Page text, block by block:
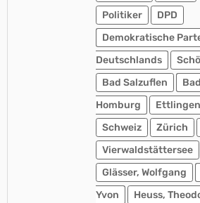
Politiker
DPD
Demokratische
Deutschlands
Bad Salzuflen
Bad
Homburg
Ettlingen
Schweiz
Zürich
Vierwaldstättersee
Glässer, Wolfgang
Yvon
Heuss,